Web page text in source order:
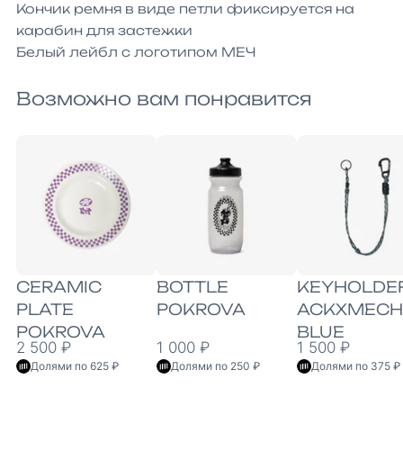
Кончик ремня в виде петли фиксируется на
карабин для застежки
Белый лейбл с логотипом МЕЧ
Возможно вам понравится
CERAMIC
PLATE
POKROVA
2 500 ₽
Долями по 625 ₽
BOTTLE
POKROVA
1 000 ₽
Долями по 250 ₽
ACKXMECH
BLUE
1 500 ₽
Долями по 375 ₽